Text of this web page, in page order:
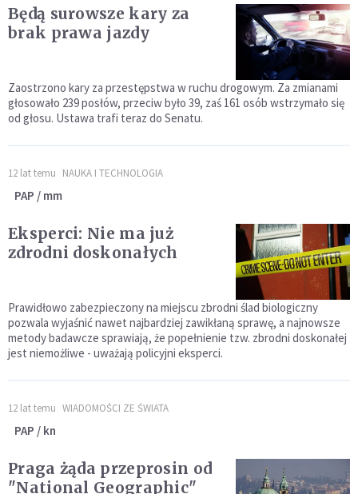
Będą surowsze kary za
brak prawa jazdy
Zaostrzono kary za przestępstwa w ruchu drogowym. Za zmianami
głosowało 239 posłów, przeciw było 39, zaś 161 osób wstrzymało się
od głosu. Ustawa trafi teraz do Senatu.
12 lat temu NAUKA I TECHNOLOGIA
PAP / mm
Eksperci: Nie ma już
zdrodni doskonałych
Prawidłowo zabezpieczony na miejscu zbrodni ślad biologiczny
pozwala wyjaśnić nawet najbardziej zawikłaną sprawę, a najnowsze
metody badawcze sprawiają, że popełnienie tzw. zbrodni doskonałej
jest niemożliwe - uważają policyjni eksperci.
12 lat temu WIADOMOŚCI ZE ŚWIATA
PAP / kn
Praga żąda przeprosin od
"National Geographic"